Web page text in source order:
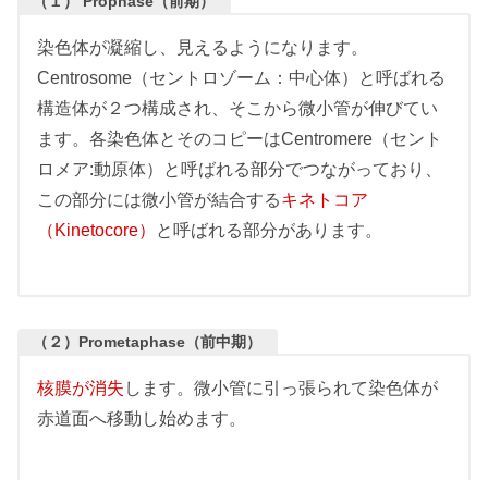
染色体が凝縮し、見えるようになります。
Centrosome（セントロゾーム：中心体）と呼ばれる
構造体が２つ構成され、そこから微小管が伸びてい
ます。各染色体とそのコピーはCentromere（セント
ロメア:動原体）と呼ばれる部分でつながっており、
この部分には微小管が結合するキネトコア
（Kinetocore） と呼ばれる部分があります。
（２）Prometaphase（前中期）
核膜が消失 します。微小管に引っ張られて染色体が
赤道面へ移動し始めます。